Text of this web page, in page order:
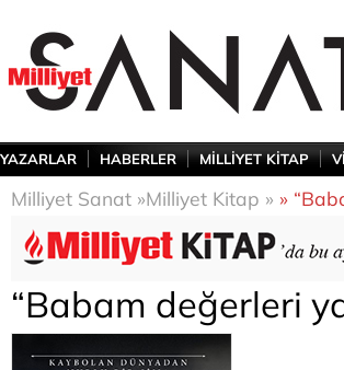
YAZARLAR HABERLER MİLLİYET KİTAP
Milliyet Sanat »Milliyet Kitap » »
“Babam değerleri